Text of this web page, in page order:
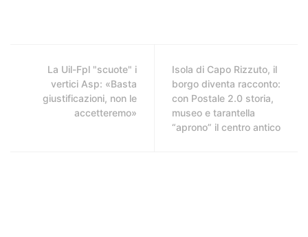
La Uil-Fpl "scuote" i
vertici Asp: «Basta
giustificazioni, non le
accetteremo»
Isola di Capo Rizzuto, il
borgo diventa racconto:
con Postale 2.0 storia,
museo e tarantella
“aprono” il centro antico